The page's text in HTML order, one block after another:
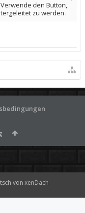
den Button,
zu werden.
von xenDach